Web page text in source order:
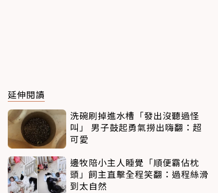
延伸閱讀
洗碗刷掉進水槽「發出沒聽過怪
叫」 男子鼓起勇氣撈出嗨翻：超
可愛
邊牧陪小主人睡覺「順便霸佔枕
頭」飼主直擊全程笑翻：過程絲滑
到太自然